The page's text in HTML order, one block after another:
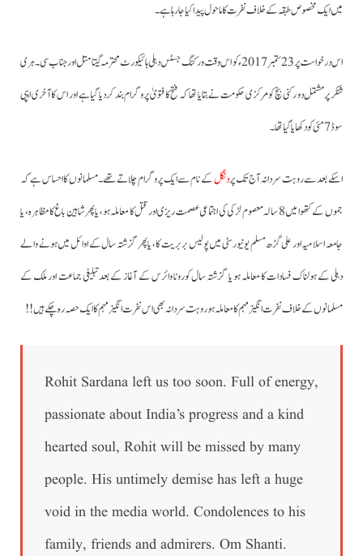
میں ایک مخصوص طبقہ کے خلاف نفرت کا ماحول پیدا کیا جارہا ہے۔
اس درخواست پر 23ستمبر 2017ءکو اس وقت ورکنگ جسٹس دہلی ہائیکورٹ محترمہ گیتا متل اور جناب سی۔ ہری
شنکر پرمشتمل دو رکنی بنچ کو مرکزی حکومت نے بتایا تھا کہ فتح کا فتویٰ پروگرام بند کردیا گیا ہے اور اس کا آخری ایپی
سوڈ 7 مئی کو دکھایا گیا تھا۔
اسکے بعد سے روہت سردانہ آج تک پردنگلکے نام سے ایک پروگرام چلاتے تھے۔مسلمانوں کا احساس ہے کہ
جموں کے کتھوا میں 8 سالہ معصوم لڑکی کی اجتماعی عصمت ریزی اور قتل کا معاملہ ہو، یا پھرشاہین باغ کامظاہرہ، یا
جامعہ اسلامیہ اور علی گڑھ مسلم یونیورسٹی میں پولیس بربریت کا، یا پھر گزشتہ سال کے اوائل میں ہونے والے
دہلی کے ہولناک فسادات کا معاملہ ہو یا گزشتہ سال کورونا وائرس کے آغاز کے بعد تبلیغی جماعت اور ملک کے
مسلمانوں کے خلاف نفرت انگیز مہم کا معاملہ ہو روہت سردانہ بھی اس نفرت انگیز مہم کا ایک حصہ رہ چکے ہیں!!
Rohit Sardana left us too soon. Full of energy,
passionate about India’s progress and a kind
hearted soul, Rohit will be missed by many
people. His untimely demise has left a huge
void in the media world. Condolences to his
family, friends and admirers. Om Shanti.